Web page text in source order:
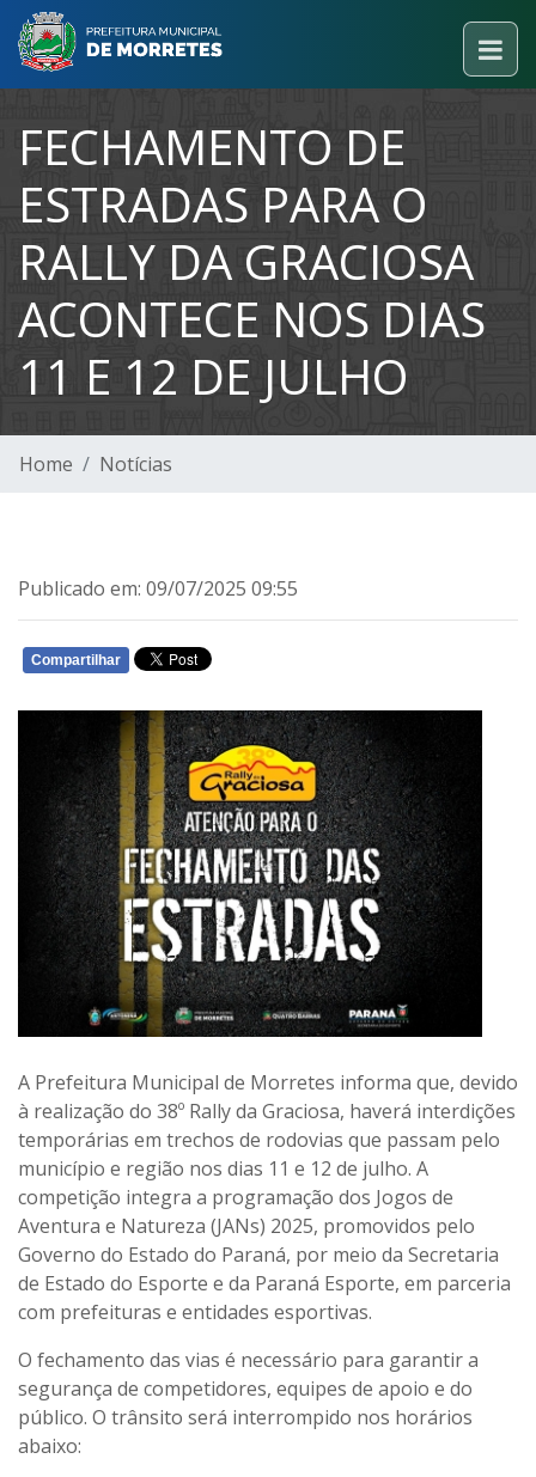
FECHAMENTO DE
ESTRADAS PARA O
RALLY DA GRACIOSA
ACONTECE NOS DIAS
11 E 12 DE JULHO
Home Notícias
Publicado em: 09/07/2025 09:55
Compartilhar
A Prefeitura Municipal de Morretes informa que, devido
à realização do 38º Rally da Graciosa, haverá interdições
temporárias em trechos de rodovias que passam pelo
município e região nos dias 11 e 12 de julho. A
competição integra a programação dos Jogos de
Aventura e Natureza (JANs) 2025, promovidos pelo
Governo do Estado do Paraná, por meio da Secretaria
de Estado do Esporte e da Paraná Esporte, em parceria
com prefeituras e entidades esportivas.
O fechamento das vias é necessário para garantir a
segurança de competidores, equipes de apoio e do
público. O trânsito será interrompido nos horários
abaixo: